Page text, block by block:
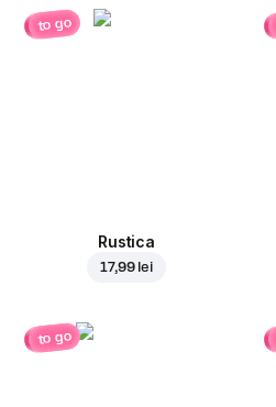
to go
Rustica
17,99 lei
to go